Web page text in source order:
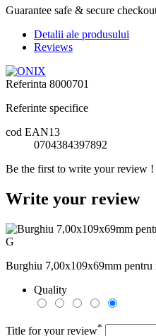
Guarantee safe & secure
Detalii ale produsului
Reviews
Referinta 8000701
Referinte specifice
cod EAN13
0704384397892
Be the first to write your review !
Write your review
Burghiu 7,00x109x69mm
Quality
Title for your review*